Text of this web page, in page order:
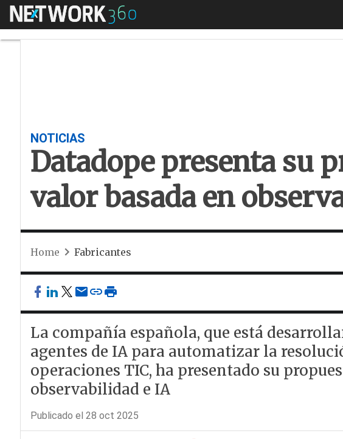
Menú Datadope presenta su
NOTICIAS
Datadope presenta su
valor basada en
Home Fabricantes
La compañía española, que está
agentes de IA para automatizar la
operaciones TIC, ha presentado su
observabilidad e IA
Publicado el 28 oct 2025